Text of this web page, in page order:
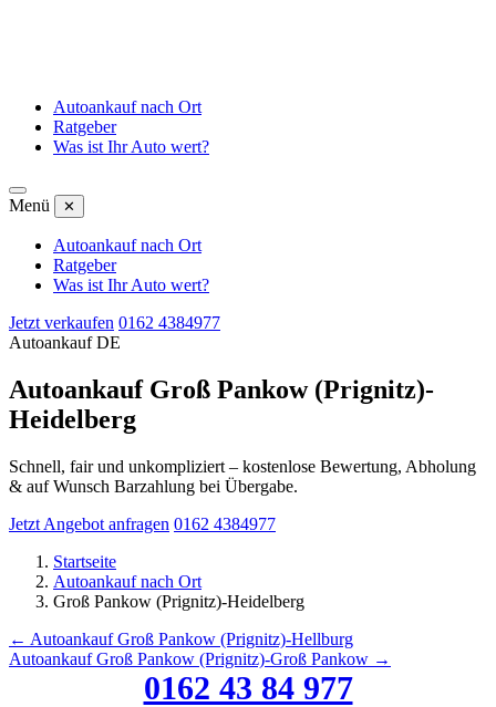
Autoankauf nach Ort
Ratgeber
Was ist Ihr Auto wert?
Menü ✕
Autoankauf nach Ort
Ratgeber
Was ist Ihr Auto wert?
Jetzt verkaufen 0162 4384977
Autoankauf DE
Autoankauf Groß Pankow (Prignitz)-
Heidelberg
Schnell, fair und unkompliziert – kostenlose Bewertung, Abholung
& auf Wunsch Barzahlung bei Übergabe.
Jetzt Angebot anfragen 0162 4384977
Startseite
Autoankauf nach Ort
Groß Pankow (Prignitz)-Heidelberg
← Autoankauf Groß Pankow (Prignitz)-Hellburg
Autoankauf Groß Pankow (Prignitz)-Groß Pankow →
0162 43 84 977